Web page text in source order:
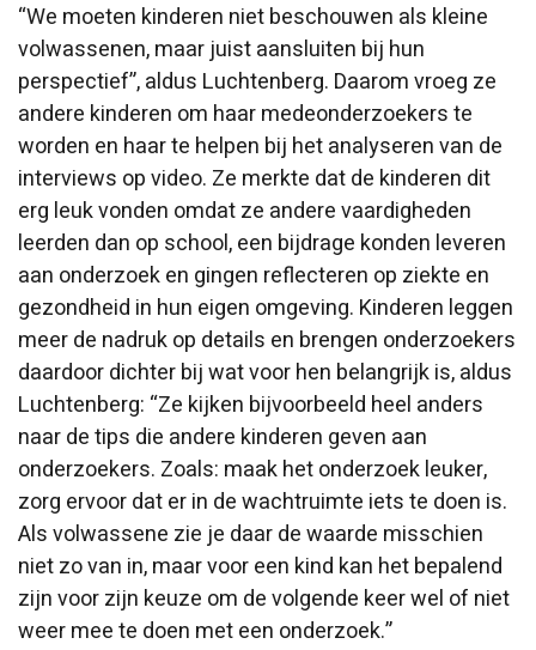
“We moeten kinderen niet beschouwen als kleine
volwassenen, maar juist aansluiten bij hun
perspectief”, aldus Luchtenberg. Daarom vroeg ze
andere kinderen om haar medeonderzoekers te
worden en haar te helpen bij het analyseren van de
interviews op video. Ze merkte dat de kinderen dit
erg leuk vonden omdat ze andere vaardigheden
leerden dan op school, een bijdrage konden leveren
aan onderzoek en gingen reflecteren op ziekte en
gezondheid in hun eigen omgeving. Kinderen leggen
meer de nadruk op details en brengen onderzoekers
daardoor dichter bij wat voor hen belangrijk is, aldus
Luchtenberg: “Ze kijken bijvoorbeeld heel anders
naar de tips die andere kinderen geven aan
onderzoekers. Zoals: maak het onderzoek leuker,
zorg ervoor dat er in de wachtruimte iets te doen is.
Als volwassene zie je daar de waarde misschien
niet zo van in, maar voor een kind kan het bepalend
zijn voor zijn keuze om de volgende keer wel of niet
weer mee te doen met een onderzoek.”